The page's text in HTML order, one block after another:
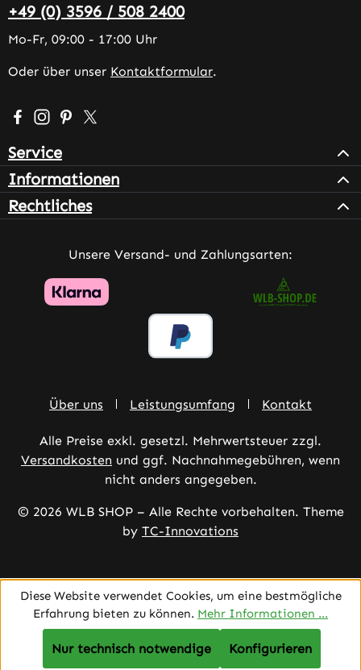
+49 (0) 3596 / 508 2400
Mo-Fr, 09:00 - 17:00 Uhr
Oder über unser Kontaktformular.
Besuche uns auf Facebook – öffnet in neuem Tab
Schau auf Instagram vorbei – öffnet in neuem Tab
Lass dich auf Pinterest inspirieren – öffnet in
Folge uns auf X – öffnet in neuem Tab
Service
Informationen
Rechtliches
Unsere Versand- und Zahlungsarten:
Über uns Leistungsumfang Kontakt
Alle Preise exkl. gesetzl. Mehrwertsteuer zzgl.
Versandkosten und ggf. Nachnahmegebühren, wenn
nicht anders angegeben.
© 2026 WLB SHOP – Alle Rechte vorbehalten. Theme
by TC-Innovations
Diese Website verwendet Cookies, um eine bestmögliche
Erfahrung bieten zu können. Mehr Informationen ...
Nur technisch notwendige Konfigurieren